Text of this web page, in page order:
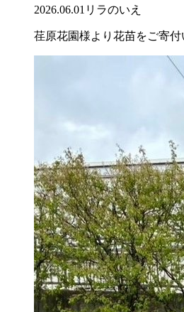
2026.06.01 リラのいえ
荏原花園様より花苗をご寄付